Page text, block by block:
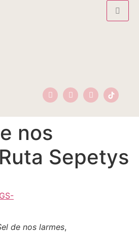
nos
Sepetys
de nos larmes,